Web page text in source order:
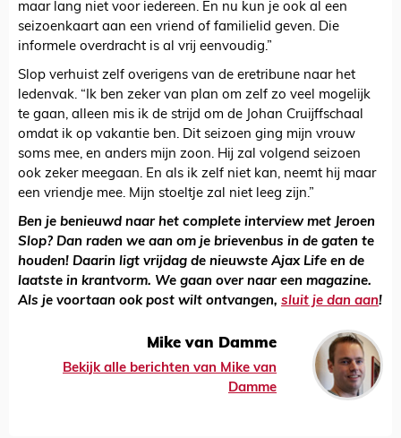
maar lang niet voor iedereen. En nu kun je ook al een
seizoenkaart aan een vriend of familielid geven. Die
informele overdracht is al vrij eenvoudig.”
Slop verhuist zelf overigens van de eretribune naar het
ledenvak. “Ik ben zeker van plan om zelf zo veel mogelijk
te gaan, alleen mis ik de strijd om de Johan Cruijffschaal
omdat ik op vakantie ben. Dit seizoen ging mijn vrouw
soms mee, en anders mijn zoon. Hij zal volgend seizoen
ook zeker meegaan. En als ik zelf niet kan, neemt hij maar
een vriendje mee. Mijn stoeltje zal niet leeg zijn.”
Ben je benieuwd naar het complete interview met Jeroen
Slop? Dan raden we aan om je brievenbus in de gaten te
houden! Daarin ligt vrijdag de nieuwste Ajax Life en de
laatste in krantvorm. We gaan over naar een magazine.
Als je voortaan ook post wilt ontvangen, sluit je dan aan!
Mike van Damme
Bekijk alle berichten van Mike van
Damme